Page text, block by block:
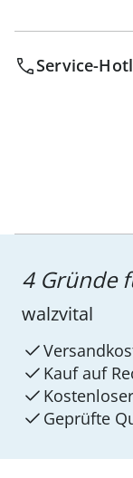
Service-
4 Gründe
walzvital
Kauf auf
Geprüfte